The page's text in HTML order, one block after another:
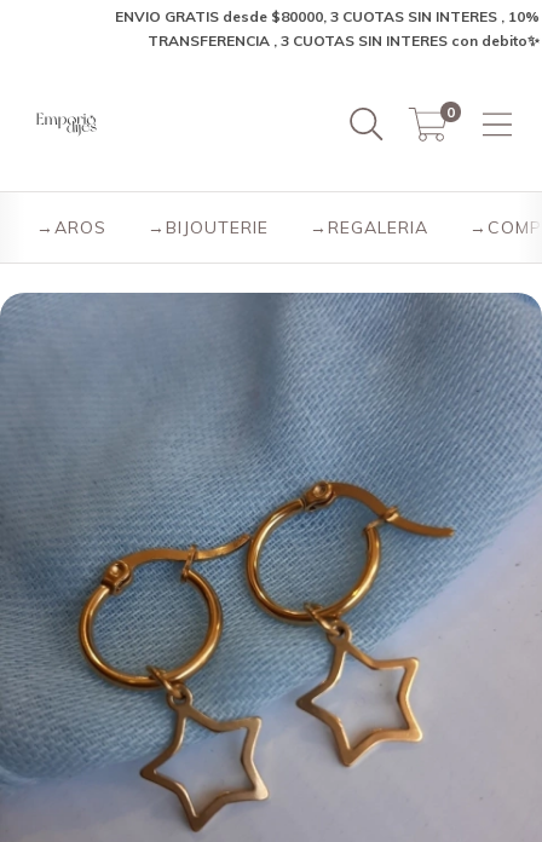
ENVIO GRATIS desde $80000, 3 CUOTAS SIN INTERES , 10% OFF
TRANSFERENCIA , 3 CUOTAS SIN INTERES con debito✨
0
→AROS →BIJOUTERIE →REGALERIA